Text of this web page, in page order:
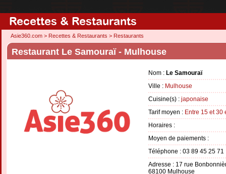
Recettes & Restaurants
Asie360.com > Recettes & Restaurants > Restaurants
Restaurant Le Samouraï - Mulhouse
Nom : Le Samouraï
Ville : Mulhouse
Cuisine(s) : japonaise
Tarif moyen : Entre 15 et 30
Horaires :
Moyen de paiements :
Téléphone : 03 89 45 25 71
Adresse : 17 rue
68100 Mulhouse